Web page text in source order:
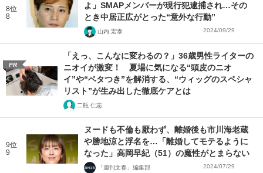
8位
8
よ」SMAPメンバーが現行犯逮捕され…その
とき中居正広がとった“意外な行動”
山内 宏泰 2024/09/29
PR
「えっ、こんなに変わるの？」36歳男性ライターの
ニオイが激変！ 夏場に気になる“頭皮のニオ
イ”や“ベタつき”を解消する、“ウィッグのスペシャ
リスト”が生み出した徹底ケアとは
二瓶 仁志
9位
9
ヌードも不倫も厭わず、離婚後も市川海老蔵
や勝地涼と浮名を…「離婚してモテるように
なった」高岡早紀（51）の魔性がとまらない
「週刊文春」編集部 2024/07/29